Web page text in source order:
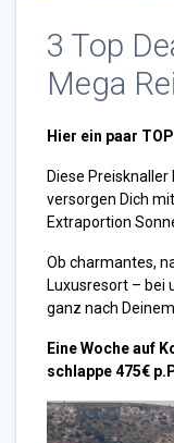
3 Top
Mega
Hier ein paar
Diese
versorgen Dich
Extraportion
Ob charmantes,
Luxusresort – bei
ganz nach
Eine Woche auf
schlappe 475€